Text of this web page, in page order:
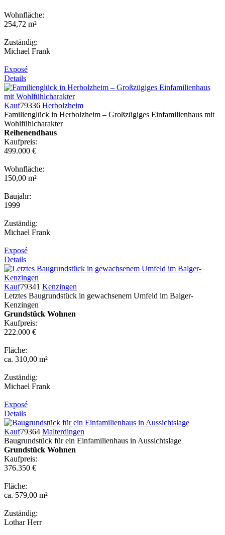
Wohnfläche:
254,72 m²
Zuständig:
Michael Frank
Exposé
Details
Kauf79336 Herbolzheim
Familienglück in Herbolzheim – Großzügiges Einfamilienhaus mit
Wohlfühlcharakter
Reihenendhaus
Kaufpreis:
499.000 €
Wohnfläche:
150,00 m²
Baujahr:
1999
Zuständig:
Michael Frank
Exposé
Details
Kauf79341 Kenzingen
Letztes Baugrundstück in gewachsenem Umfeld im Balger-
Kenzingen
Grundstück Wohnen
Kaufpreis:
222.000 €
Fläche:
ca. 310,00 m²
Zuständig:
Michael Frank
Exposé
Details
Kauf79364 Malterdingen
Baugrundstück für ein Einfamilienhaus in Aussichtslage
Grundstück Wohnen
Kaufpreis:
376.350 €
Fläche:
ca. 579,00 m²
Zuständig:
Lothar Herr